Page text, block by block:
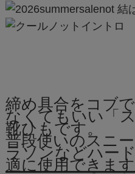
結
締め具合をコブ
なくてもいい「
靴ひもです。
普段使いのスニ
ラソンなどハー
適に使用できま